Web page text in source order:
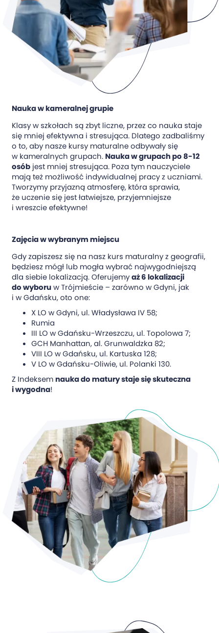
Nauka w kameralnej grupie
Klasy w szkołach są zbyt liczne, przez co nauka staje
się mniej efektywna i stresująca. Dlatego zadbaliśmy
o to, aby nasze kursy maturalne odbywały się
w kameralnych grupach. Nauka w grupach po 8-12
osób jest mniej stresująca. Poza tym nauczyciele
mają też możliwość indywidualnej pracy z uczniami.
Tworzymy przyjazną atmosferę, która sprawia,
że uczenie się jest łatwiejsze, przyjemniejsze
i wreszcie efektywne!
Zajęcia w wybranym miejscu
Gdy zapiszesz się na nasz kurs maturalny z geografii,
będziesz mógł lub mogła wybrać najwygodniejszą
dla siebie lokalizacją. Oferujemyaż 6 lokalizacji
do wyboruw Trójmieście – zarówno w Gdyni, jak
i w Gdańsku, oto one:
X LO w Gdyni, ul. Władysława IV 58;
Rumia
III LO w Gdańsku-Wrzeszczu, ul. Topolowa 7;
GCH Manhattan, al. Grunwaldzka 82;
VIII LO w Gdańsku, ul. Kartuska 128;
V LO w Gdańsku-Oliwie, ul. Polanki 130.
Z Indeksem nauka do matury staje się skuteczna
i wygodna!